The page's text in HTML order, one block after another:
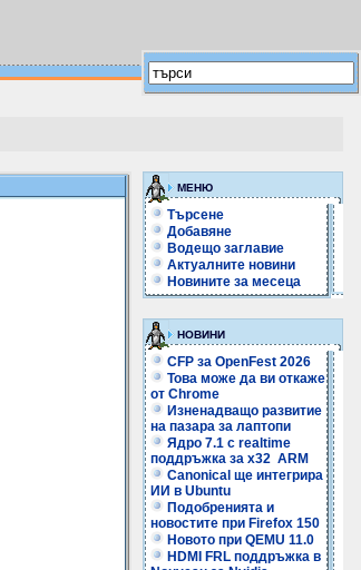
МЕНЮ
Търсене
Добавяне
Водещо заглавие
Актуалните новини
Новините за месеца
НОВИНИ
CFP за OpenFest 2026
Това може да ви откаже
от Chrome
Изненадващо развитие
на пазара за лаптопи
Ядро 7.1 с realtime
поддръжка за x32 ARM
Canonical ще интегрира
ИИ в Ubuntu
Подобренията и
новостите при Firefox 150
Новото при QEMU 11.0
HDMI FRL поддръжка в